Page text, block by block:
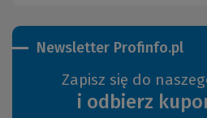
Newsletter Profinfo.pl
Zapisz się do
i odbierz